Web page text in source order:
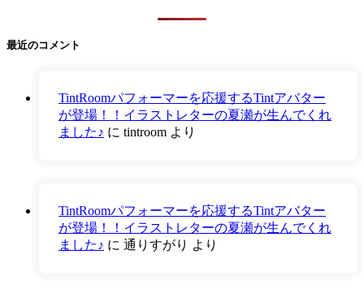
最近のコメント
TintRoomパフォーマーを応援するTintアバター
が登場！！イラストレターの夏瀬が生んでくれ
ました♪ に tintroom より
TintRoomパフォーマーを応援するTintアバター
が登場！！イラストレターの夏瀬が生んでくれ
ました♪ に 通りすがり より